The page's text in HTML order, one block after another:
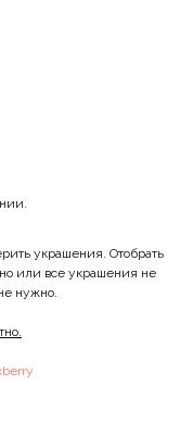
украшения. Отобрать
или все украшения не
нужно.